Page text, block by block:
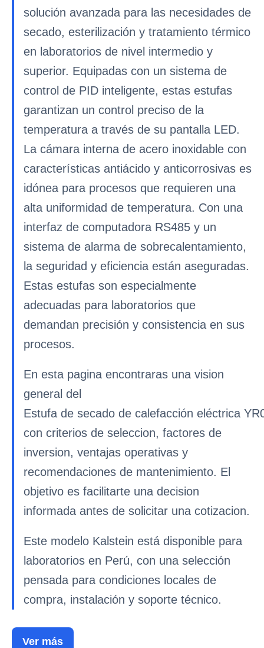
solución avanzada para las necesidades de
secado, esterilización y tratamiento térmico
en laboratorios de nivel intermedio y
superior. Equipadas con un sistema de
control de PID inteligente, estas estufas
garantizan un control preciso de la
temperatura a través de su pantalla LED.
La cámara interna de acero inoxidable con
características antiácido y anticorrosivas es
idónea para procesos que requieren una
alta uniformidad de temperatura. Con una
interfaz de computadora RS485 y un
sistema de alarma de sobrecalentamiento,
la seguridad y eficiencia están aseguradas.
Estas estufas son especialmente
adecuadas para laboratorios que
demandan precisión y consistencia en sus
procesos.
En esta pagina encontraras una vision
general del
Estufa de secado de calefacción eléctrica
con criterios de seleccion, factores de
inversion, ventajas operativas y
recomendaciones de mantenimiento. El
objetivo es facilitarte una decision
informada antes de solicitar una cotizacion.
Este modelo Kalstein está disponible para
laboratorios en Perú, con una selección
pensada para condiciones locales de
compra, instalación y soporte técnico.
Ver más